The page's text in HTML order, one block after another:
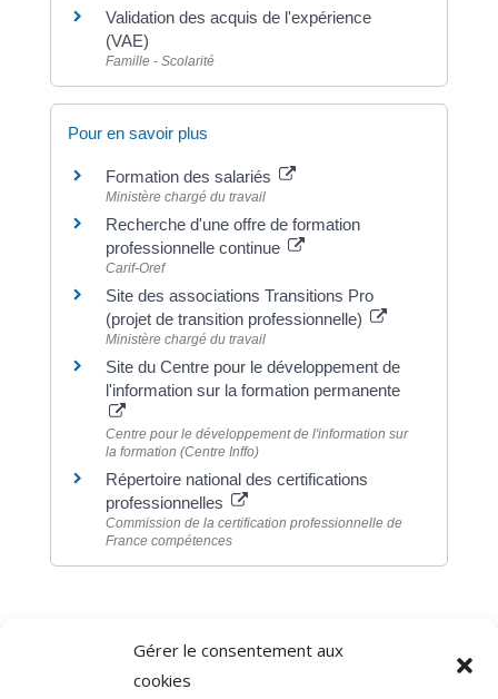
Gérer le consentement aux
cookies
Validation des acquis de l'expérience
(VAE)
Famille - Scolarité
Pour en savoir plus
Formation des salariés
Ministère chargé du travail
Recherche d'une offre de formation
professionnelle continue
Carif-Oref
Site des associations Transitions Pro
(projet de transition professionnelle)
Ministère chargé du travail
Site du Centre pour le développement de
l'information sur la formation permanente
Centre pour le développement de l'information sur
la formation (Centre Inffo)
Répertoire national des certifications
professionnelles
Commission de la certification professionnelle de
France compétences
Direction de l'information légale et administrative
comarquage developpé par